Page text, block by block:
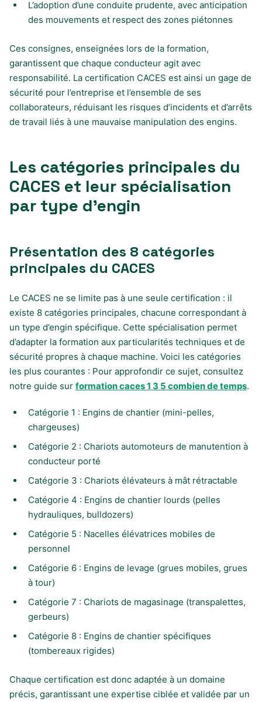
L’adoption d’une conduite prudente, avec anticipation
des mouvements et respect des zones piétonnes
Ces consignes, enseignées lors de la formation,
garantissent que chaque conducteur agit avec
responsabilité. La certification CACES est ainsi un gage de
sécurité pour l’entreprise et l’ensemble de ses
collaborateurs, réduisant les risques d’incidents et d’arrêts
de travail liés à une mauvaise manipulation des engins.
Les catégories principales du
CACES et leur spécialisation
par type d’engin
Présentation des 8 catégories
principales du CACES
Le CACES ne se limite pas à une seule certification : il
existe 8 catégories principales, chacune correspondant à
un type d’engin spécifique. Cette spécialisation permet
d’adapter la formation aux particularités techniques et de
sécurité propres à chaque machine. Voici les catégories
les plus courantes : Pour approfondir ce sujet, consultez
notre guide sur formation caces 1 3 5 combien de temps.
Catégorie 1 : Engins de chantier (mini-pelles,
chargeuses)
Catégorie 2 : Chariots automoteurs de manutention à
conducteur porté
Catégorie 3 : Chariots élévateurs à mât rétractable
Catégorie 4 : Engins de chantier lourds (pelles
hydrauliques, bulldozers)
Catégorie 5 : Nacelles élévatrices mobiles de
personnel
Catégorie 6 : Engins de levage (grues mobiles, grues
à tour)
Catégorie 7 : Chariots de magasinage (transpalettes,
gerbeurs)
Catégorie 8 : Engins de chantier spécifiques
(tombereaux rigides)
Chaque certification est donc adaptée à un domaine
précis, garantissant une expertise ciblée et validée par un